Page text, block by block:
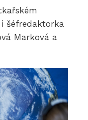
šéfredaktorka
Marková a